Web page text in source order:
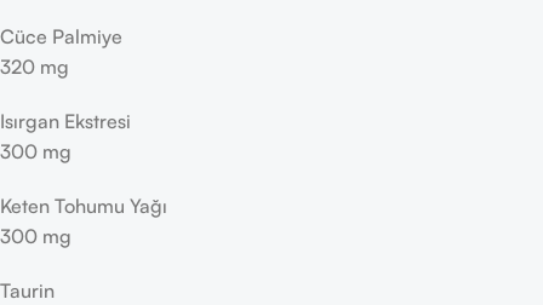
Cüce Palmiye
320 mg
Isırgan Ekstresi
300 mg
Keten Tohumu Yağı
300 mg
Taurin